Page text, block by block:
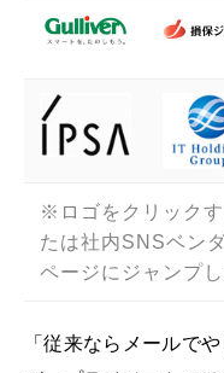
※ロゴをクリック
たは社内SNSベン
ページにジャンプ
「従来ならメールで